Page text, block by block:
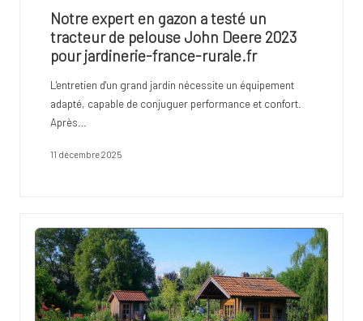
Notre expert en gazon a testé un
tracteur de pelouse John Deere 2023
pour jardinerie-france-rurale.fr
L'entretien d'un grand jardin nécessite un équipement
adapté, capable de conjuguer performance et confort.
Après…
11 décembre 2025